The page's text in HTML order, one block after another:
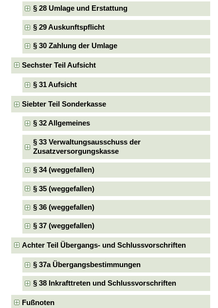
§ 28 Umlage und Erstattung
§ 29 Auskunftspflicht
§ 30 Zahlung der Umlage
Sechster Teil Aufsicht
§ 31 Aufsicht
Siebter Teil Sonderkasse
§ 32 Allgemeines
§ 33 Verwaltungsausschuss der
Zusatzversorgungskasse
§ 34 (weggefallen)
§ 35 (weggefallen)
§ 36 (weggefallen)
§ 37 (weggefallen)
Achter Teil Übergangs- und Schlussvorschriften
§ 37a Übergangsbestimmungen
§ 38 Inkrafttreten und Schlussvorschriften
Fußnoten